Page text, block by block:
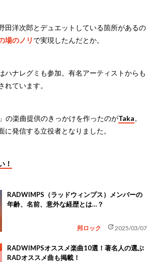
田洋次郎とデュエットしている箇所があるの
場のノリ で実現したんだとか。
ハナレグミも参加。有名アーティストからも
れています。
の楽曲提供のきっかけを作ったのがTaka。
に発信する立役者となりました。
！
RADWIMPS（ラッドウィンプス）メンバーの
年齢、名前、意外な経歴とは…？
邦ロック update2025/03/07
RADWIMPSオススメ楽曲10選！著名人の選ぶ
RADオススメ曲も掲載！